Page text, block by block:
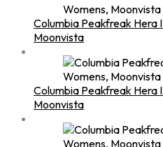
Columbia Peakfreak Hera
Moonvista
Columbia Peakfreak Hera
Moonvista